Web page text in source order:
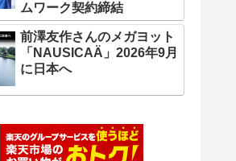
ムワーク契約締結
前澤友作さんのメガヨット
「NAUSICAÄ」2026年9月
に日本へ